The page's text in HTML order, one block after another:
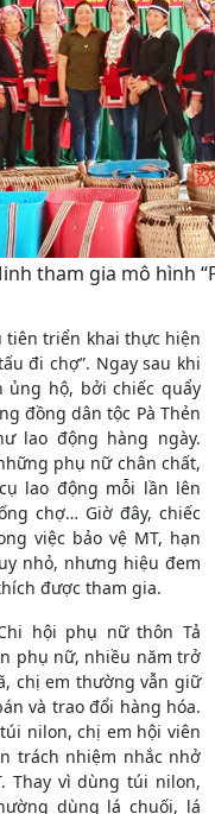
tham gia mô hình
tiên triển khai thực hiện
đi chợ”. Ngay sau khi
hộ, bởi chiếc quẩy
đồng dân tộc Pà Thẻn
lao động hàng ngày.
phụ nữ chân chất,
lao động mỗi lần lên
chợ… Giờ đây, chiếc
việc bảo vệ MT, hạn
nhỏ, nhưng hiệu đem
được tham gia.
hội phụ nữ thôn Tả
phụ nữ, nhiều năm trở
chị em thường vẫn giữ
và trao đổi hàng hóa.
nilon, chị em hội viên
trách nhiệm nhắc nhở
Thay vì dùng túi nilon,
dùng lá chuối, lá